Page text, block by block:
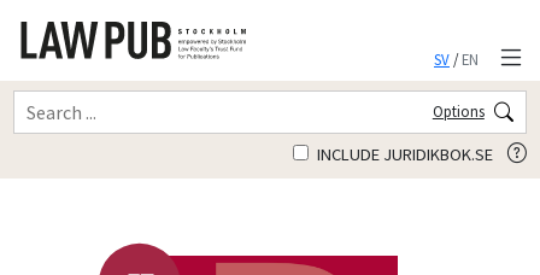
SV/EN
Options
INCLUDE JURIDIKBOK.SE